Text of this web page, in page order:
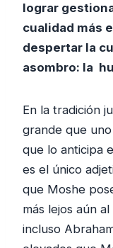
lograr
cualidad más
despertar la
asombro: la
En la tradición
grande que
que lo anticipa
es el único
que Moshe
más lejos aún
incluso